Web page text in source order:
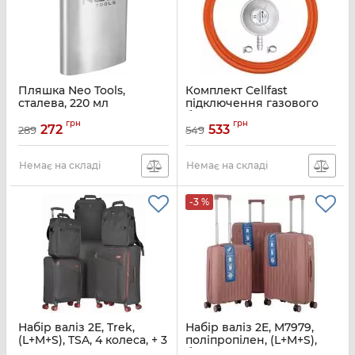
Пляшка Neo Tools,
сталева, 220 мл
289 272 грн
Немає на складі
Комплект Cellfast
підключення газового
балону з вентилем KLF,
євро стандарт (редуктор
Артикул: 52-505
549 533 грн
Немає на складі
Набір валіз 2E, Trek,
(L+M+S), TSA, 4 колеса, + 3
-3 %
Набір валіз 2E, M7979,
поліпропілен, (L+M+S),